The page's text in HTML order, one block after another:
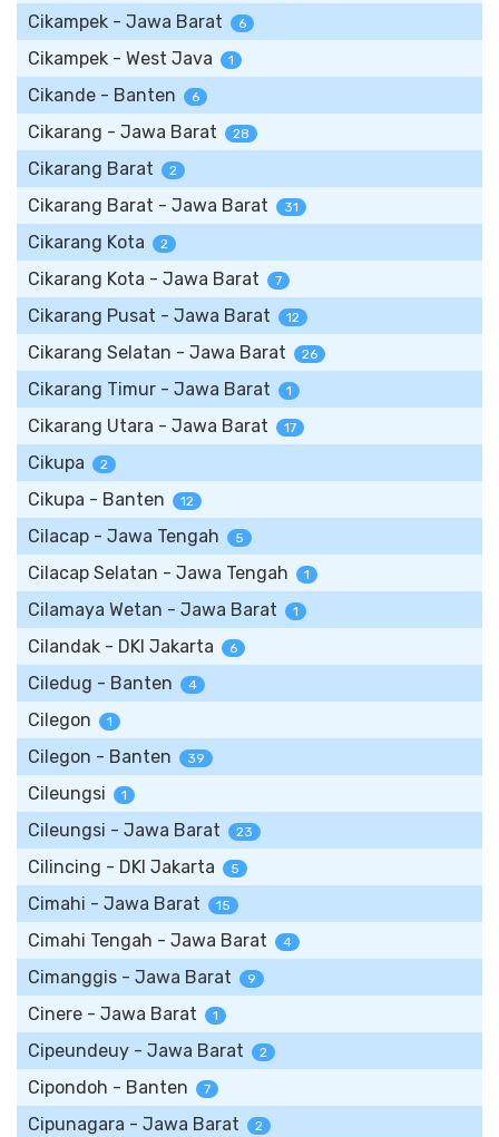
Cikampek - Jawa Barat 6
Cikampek - West Java 1
Cikande - Banten 6
Cikarang - Jawa Barat 28
Cikarang Barat 2
Cikarang Barat - Jawa Barat 31
Cikarang Kota 2
Cikarang Kota - Jawa Barat 7
Cikarang Pusat - Jawa Barat 12
Cikarang Selatan - Jawa Barat 26
Cikarang Timur - Jawa Barat 1
Cikarang Utara - Jawa Barat 17
Cikupa 2
Cikupa - Banten 12
Cilacap - Jawa Tengah 5
Cilacap Selatan - Jawa Tengah 1
Cilamaya Wetan - Jawa Barat 1
Cilandak - DKI Jakarta 6
Ciledug - Banten 4
Cilegon 1
Cilegon - Banten 39
Cileungsi 1
Cileungsi - Jawa Barat 23
Cilincing - DKI Jakarta 5
Cimahi - Jawa Barat 15
Cimahi Tengah - Jawa Barat 4
Cimanggis - Jawa Barat 9
Cinere - Jawa Barat 1
Cipeundeuy - Jawa Barat 2
Cipondoh - Banten 7
Cipunagara - Jawa Barat 2